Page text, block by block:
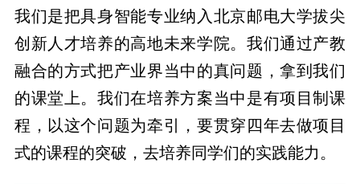
我们是把具身智能专业纳入北京邮电大学拔尖
创新人才培养的高地未来学院。我们通过产教
融合的方式把产业界当中的真问题，拿到我们
的课堂上。我们在培养方案当中是有项目制课
程，以这个问题为牵引，要贯穿四年去做项目
式的课程的突破，去培养同学们的实践能力。